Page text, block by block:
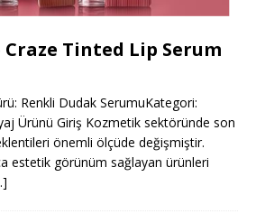
Craze Tinted Lip Serum
Renkli Dudak SerumuKategori:
Ürünü Giriş Kozmetik sektöründe son
önemli ölçüde değişmiştir.
estetik görünüm sağlayan ürünleri